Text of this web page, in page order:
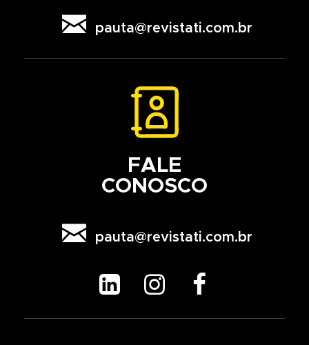
 pauta@revistati.com.br
FALE
CONOSCO
 pauta@revistati.com.br
  